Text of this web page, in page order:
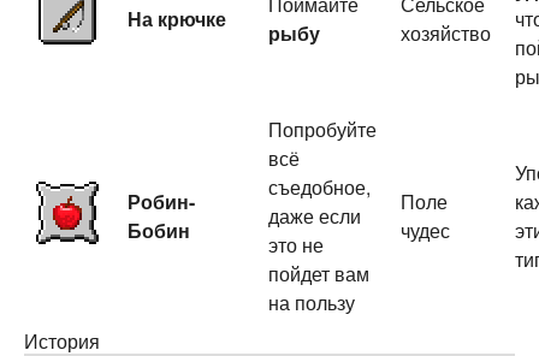
На крючке
рыбу
хозяйство
Робин-
Бобин
Попробуйте
всё
съедобное,
даже если
это не
пойдет вам
на пользу
Поле
чудес
История